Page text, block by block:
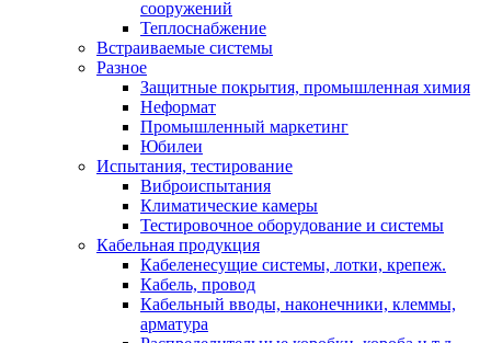
сооружений
Теплоснабжение
Встраиваемые системы
Разное
Защитные покрытия, промышленная химия
Неформат
Промышленный маркетинг
Юбилеи
Испытания, тестирование
Виброиспытания
Климатические камеры
Тестировочное оборудование и системы
Кабельная продукция
Кабеленесущие системы, лотки, крепеж.
Кабель, провод
Кабельный вводы, наконечники, клеммы,
арматура